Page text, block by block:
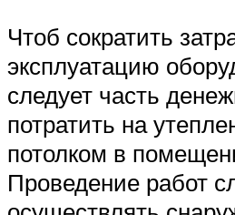
Чтоб сократить
эксплуатацию
следует часть
потратить на
потолком в
Проведение работ